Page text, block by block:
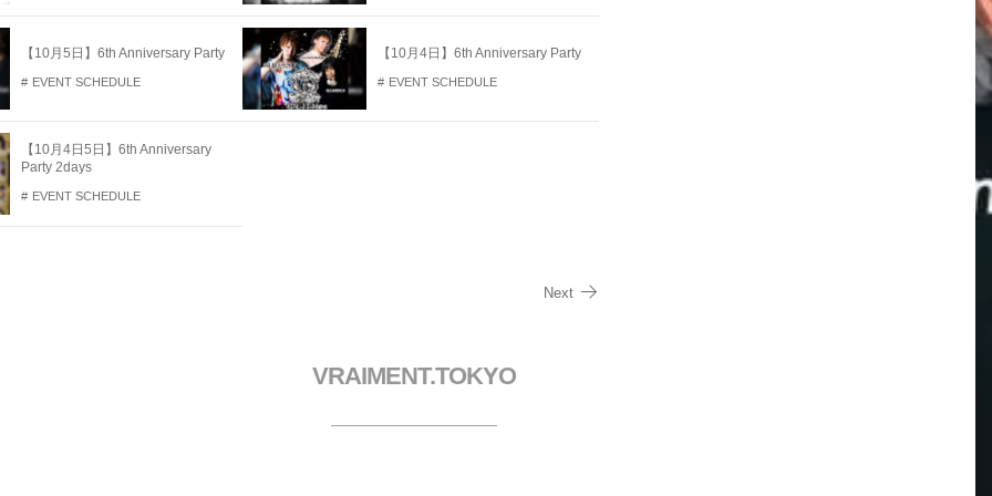
【10月5日】6th Anniversary Party
EVENT SCHEDULE
【10月4日】6th Anniversary Party
EVENT SCHEDULE
【10月4日5日】6th Anniversary
Party 2days
EVENT SCHEDULE
Next
VRAIMENT.TOKYO